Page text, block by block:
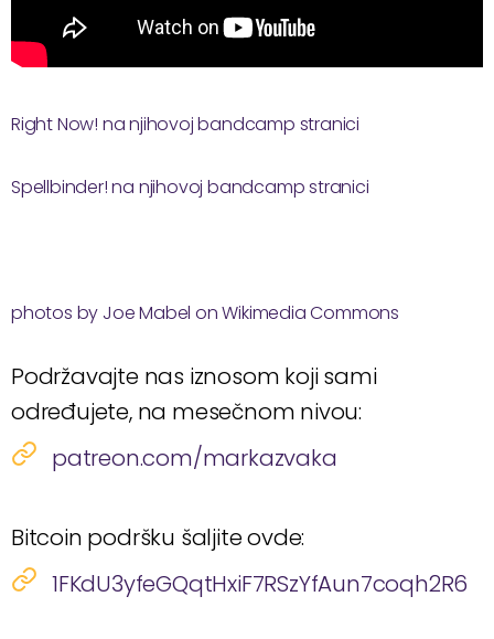
Right Now! na njihovoj bandcamp stranici
Spellbinder! na njihovoj bandcamp stranici
photos by Joe Mabel on Wikimedia Commons
Podržavajte nas iznosom koji sami
određujete, na mesečnom nivou:
patreon.com/markazvaka
Bitcoin podršku šaljite ovde:
1FKdU3yfeGQqtHxiF7RSzYfAun7coqh2R6